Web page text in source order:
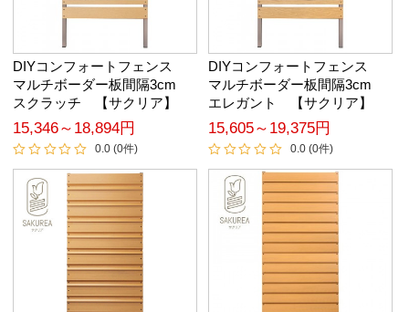
DIYコンフォートフェンス
マルチボーダー板間隔3cm
スクラッチ 【サクリア】
15,346～18,894円
0.0 (0件)
DIYコンフォートフェンス
マルチボーダー板間隔3cm
エレガント 【サクリア】
15,605～19,375円
0.0 (0件)